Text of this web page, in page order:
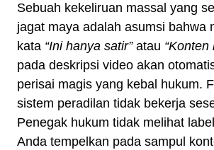
Sebuah kekeliruan massal yang
jagat maya adalah asumsi bahwa
kata “Ini hanya satir”atau “Konten
pada deskripsi video akan
perisai magis yang kebal hukum.
sistem peradilan tidak bekerja
Penegak hukum tidak melihat
Anda tempelkan pada sampul